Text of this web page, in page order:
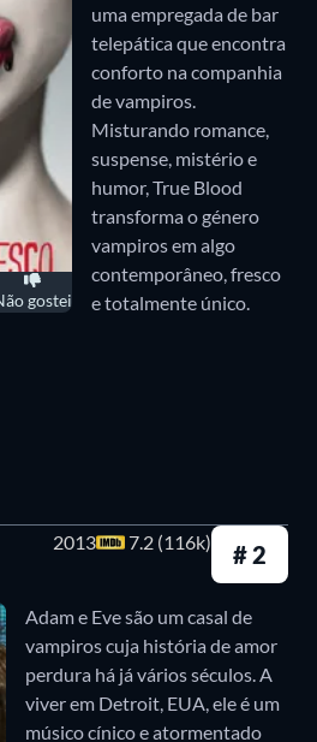
(1992)
dos Cárpatos do
quando esta se recusa a
solo sagrado devido ao seu
pela falsa crença de que
a vagar pelos séculos
Drácula encontra um
a reencarnação de seu amor
preso com suas
Londres vitoriana em busca
dos tempos.
hyeon, um padre devoto,
projeto secreto de vacinas,
mortal. No entanto, ele
durante o experimento e
gostei
uma empregada de bar
telepática que encontra
conforto na companhia
de vampiros.
Misturando romance,
suspense, mistério e
humor, True Blood
transforma o género
vampiros em algo
contemporâneo, fresco
e totalmente único.
2013 7.2 (116k) # 2
Adam e Eve são um casal de
vampiros cuja história de amor
perdura há já vários séculos. A
viver em Detroit, EUA, ele é um
músico cínico e atormentado